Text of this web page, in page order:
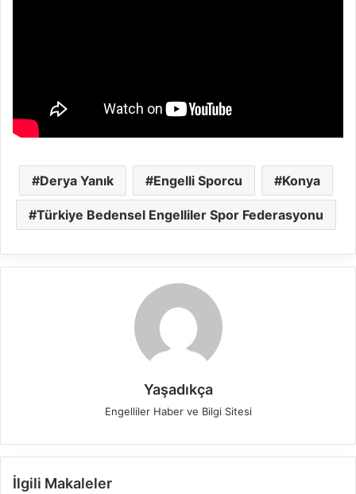
Derya Yanık Engelli Sporcu Konya
Türkiye Bedensel Engelliler Spor Federasyonu
Yaşadıkça
Engelliler Haber ve Bilgi Sitesi
İlgili Makaleler